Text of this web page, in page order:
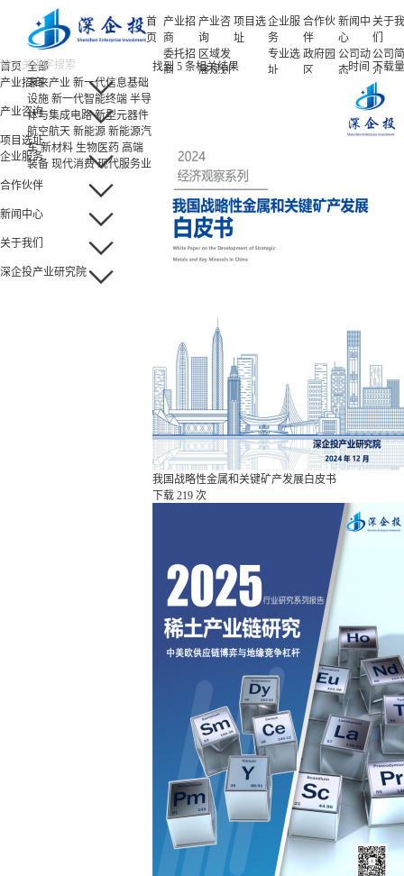
首
页
产业招
商
委托招
商
招商培
园区运
营
产业咨
询
区域发
展规划
策划包
装
项目评
估
专题研
究
项目选
址
企业服
务
专业选
址
合作伙
伴
政府园
区
新闻中
心
公司动
态
产业观
关于
们
公司
介
人力
源
联系
们
首页
产业招商
产业咨询
项目选址
企业服务
合作伙伴
新闻中心
关于我们
深企投产业研究院
全部
未来产业 新一代信息基础
设施 新一代智能终端 半导
体与集成电路 新型元器件
航空航天 新能源 新能源汽
车 新材料 生物医药 高端
装备 现代消费 现代服务业
找到 5 条相关结果 时间 下载量
我国战略性金属和关键矿产发展白皮书
下载 219 次